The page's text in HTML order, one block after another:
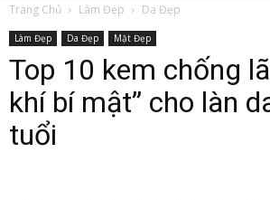
Trang Chủ Làm Đẹp Da Đẹp
Làm Đẹp Da Đẹp Mặt Đẹp
Top 10 kem chống
khí bí mật” cho làn
tuổi